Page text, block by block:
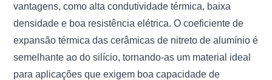
vantagens, como alta condutividade térmica, baixa
densidade e boa resistência elétrica. O coeficiente de
expansão térmica das cerâmicas de nitreto de alumínio é
semelhante ao do silício, tornando-as um material ideal
para aplicações que exigem boa capacidade de